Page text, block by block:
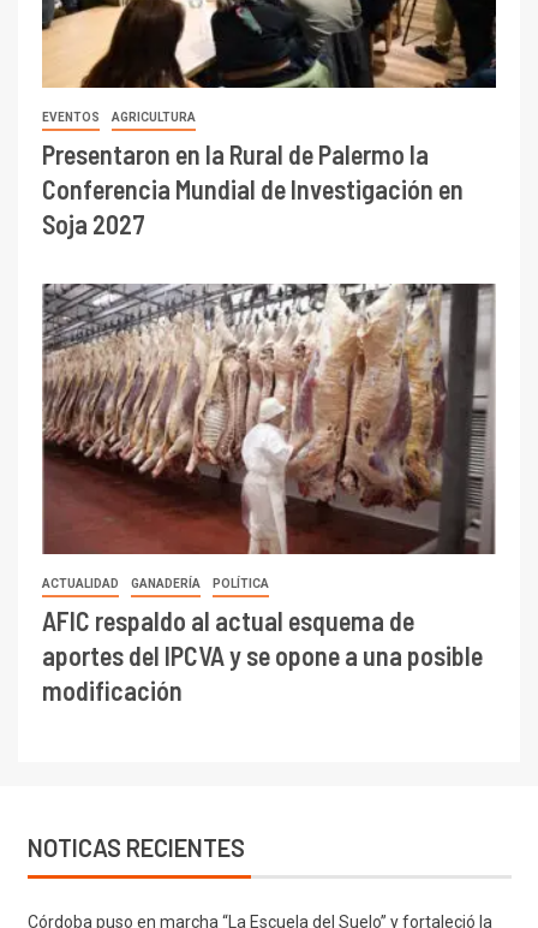
EVENTOS AGRICULTURA
Presentaron en la Rural de Palermo la
Conferencia Mundial de Investigación en
Soja 2027
ACTUALIDAD GANADERÍA POLÍTICA
AFIC respaldo al actual esquema de
aportes del IPCVA y se opone a una posible
modificación
NOTICAS RECIENTES
Córdoba puso en marcha “La Escuela del Suelo” y fortaleció la